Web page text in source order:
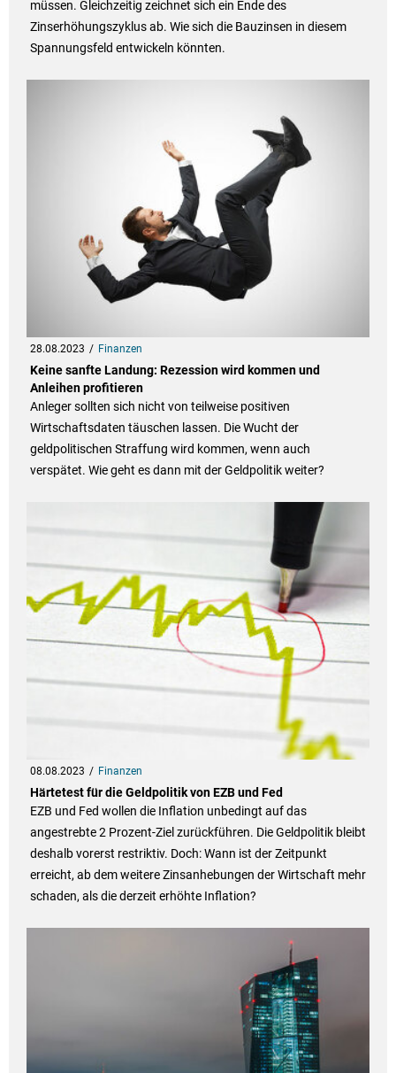
müssen. Gleichzeitig zeichnet sich ein Ende des
Zinserhöhungszyklus ab. Wie sich die Bauzinsen in diesem
Spannungsfeld entwickeln könnten.
28.08.2023 Finanzen
Keine sanfte Landung: Rezession wird kommen und
Anleihen profitieren
Anleger sollten sich nicht von teilweise positiven
Wirtschaftsdaten täuschen lassen. Die Wucht der
geldpolitischen Straffung wird kommen, wenn auch
verspätet. Wie geht es dann mit der Geldpolitik weiter?
08.08.2023 Finanzen
Härtetest für die Geldpolitik von EZB und Fed
EZB und Fed wollen die Inflation unbedingt auf das
angestrebte 2 Prozent-Ziel zurückführen. Die Geldpolitik bleibt
deshalb vorerst restriktiv. Doch: Wann ist der Zeitpunkt
erreicht, ab dem weitere Zinsanhebungen der Wirtschaft mehr
schaden, als die derzeit erhöhte Inflation?